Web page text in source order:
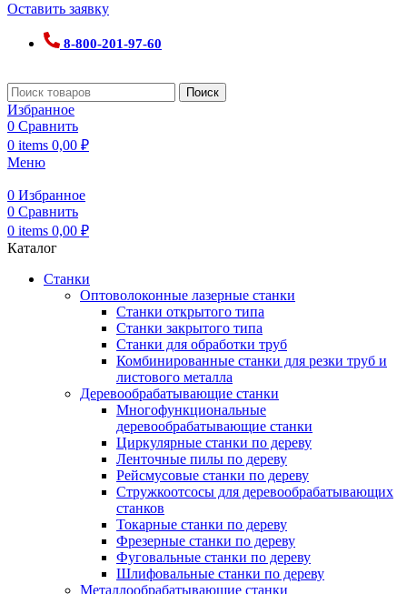
Оставить заявку
8-800-201-97-60
Поиск
Избранное
0 Сравнить
0 items 0,00 ₽
Меню
0 Избранное
0 Сравнить
0 items 0,00 ₽
Каталог
Станки
Оптоволоконные лазерные станки
Станки открытого типа
Станки закрытого типа
Станки для обработки труб
Комбинированные станки для резки труб и
листового металла
Деревообрабатывающие станки
Многофункциональные
деревообрабатывающие станки
Циркулярные станки по дереву
Ленточные пилы по дереву
Рейсмусовые станки по дереву
Стружкоотсосы для деревообрабатывающих
станков
Токарные станки по дереву
Фрезерные станки по дереву
Фуговальные станки по дереву
Шлифовальные станки по дереву
Металлообрабатывающие станки